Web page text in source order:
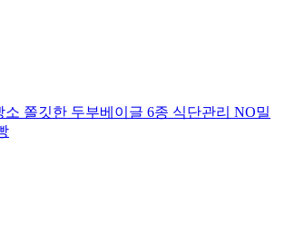
쫄깃한 두부베이글 6종 식단관리 NO밀